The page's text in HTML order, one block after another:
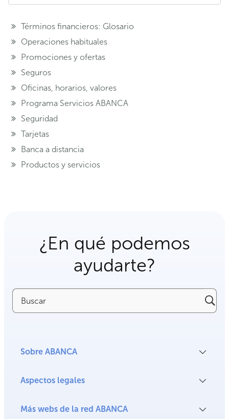
Términos financieros: Glosario
Operaciones habituales
Promociones y ofertas
Seguros
Oficinas, horarios, valores
Programa Servicios ABANCA
Seguridad
Tarjetas
Banca a distancia
Productos y servicios
¿En qué podemos
ayudarte?
Buscar
Sobre ABANCA
Aspectos legales
Más webs de la red ABANCA